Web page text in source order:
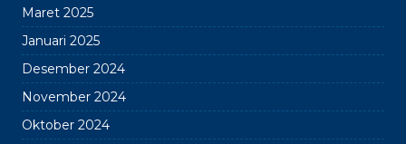
Maret 2025
Januari 2025
Desember 2024
November 2024
Oktober 2024